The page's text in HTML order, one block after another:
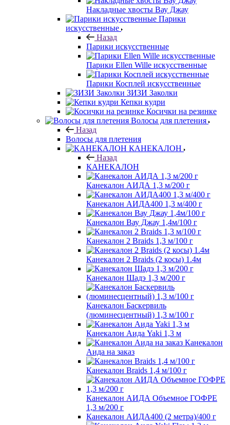
Накладные хвосты Вау Джау
Парики
искусственные
Назад
Парики искусственные
Парики Ellen Wille искусственные
Парики Косплей искусственные
ЗИЗИ Заколки
Кепки кудри
Косички на резинке
Волосы для плетения
Назад
Волосы для плетения
КАНЕКАЛОН
Назад
КАНЕКАЛОН
Канекалон АИДА 1,3 м/200 г
Канекалон АИДА400 1,3 м/400 г
Канекалон Вау Джау 1,4м/100 г
Канекалон 2 Braids 1,3 м/100 г
Канекалон 2 Braids (2 косы) 1.4м
Канекалон Шадэ 1,3 м/200 г
Канекалон Баскервиль
(люминесцентный) 1,3 м/100 г
Канекалон Аида Yaki 1,3 м
Канекалон
Аида на заказ
Канекалон Braids 1,4 м/100 г
Канекалон АИДА Объемное ГОФРЕ
1,3 м/200 г
Канекалон АИДА400 (2 метра)/400 г